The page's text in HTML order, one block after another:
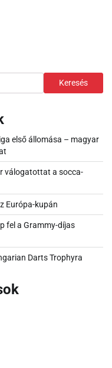
Keresés
első állomása – magyar
válogatottat a socca-
Európa-kupán
fel a Grammy-díjas
Darts Trophyra